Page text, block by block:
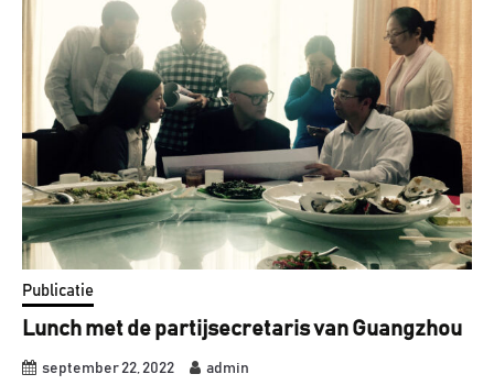
Publicatie
Lunch met de partijsecretaris van Guangzhou
september 22, 2022 admin